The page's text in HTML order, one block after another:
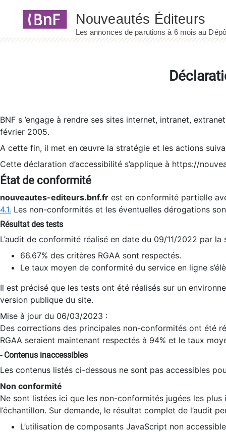
BNF s ’engage à rendre ses sites internet, intranet,
février 2005.
A cette fin, il met en œuvre la stratégie et les actions
Cette déclaration d’accessibilité s’applique à https://
État de conformité
nouveautes-editeurs.bnf.fr est en conformité partielle
4.1. Les non-conformités et les éventuelles dérogations
Résultat des tests
L’audit de conformité réalisé en date du 09/11/2022 par
66.67% des critères RGAA sont respectés.
Le taux moyen de conformité du service en ligne
Il est précisé que les tests ont été réalisés sur un
version publique du site.
Mise à jour du 06/03/2023 :
Des corrections des principales non-conformités ont été
RGAA seraient maintenant respectés à 94% et le taux
- Contenus inaccessibles
Les contenus listés ci-dessous ne sont pas accessibles
Non conformité
Ne sont listées ici que les non-conformités jugées les
l’échantillon. Sur demande, le résultat complet de l’audit
L’utilisation de composants JavaScript non